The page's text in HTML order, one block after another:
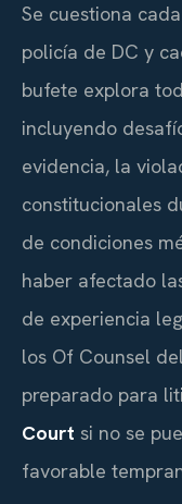
Se cuestiona
policía de DC y
bufete explora
incluyendo
evidencia, la
constitucionales
de condiciones
haber afectado
de experiencia
los Of Counsel
preparado para
Court si no se
favorable